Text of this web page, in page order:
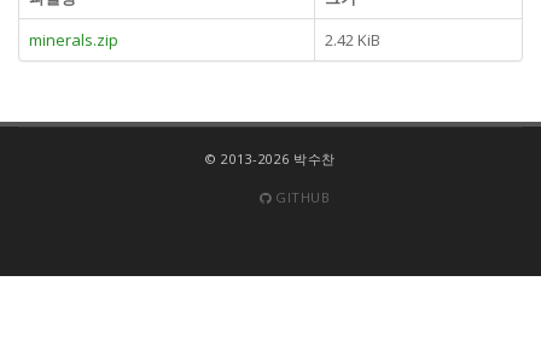
minerals.zip
2.42 KiB
© 2013-2026 박수찬
GITHUB